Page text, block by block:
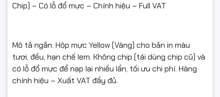
Chip) – Có lỗ đổ mực – Chính hiệu – Full VAT
Mô tả ngắn: Hộp mực Yellow (Vàng) cho bản in màu
tươi, đều, hạn chế lem. Không chip (tái dùng chip cũ) và
có lỗ đổ mực để nạp lại nhiều lần, tối ưu chi phí. Hàng
chính hiệu – Xuất VAT đầy đủ.